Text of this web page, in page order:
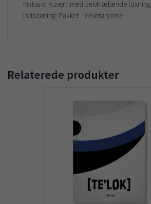
Inklusiv: Kuvert med selvklæbende lukning
Indpakning: Pakket i cellofanpose
Relaterede produkter